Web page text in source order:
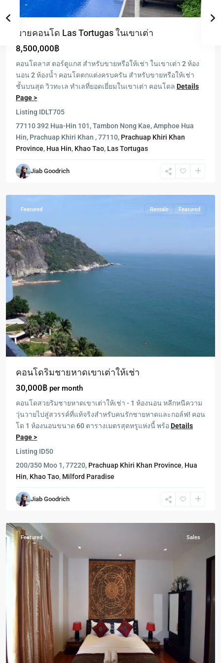
ขายคอนโด Las Tortugas ในเขาเต่า
8,500,000฿
คอนโดลาส ตอร์ตูแกส สำหรับขายหรือให้เช่า ในเขาเต่า 2 ห้อง
นอน 2 ห้องน้ำ คอนโดตกแต่งครบครัน สำหรับขายหรือให้เช่า
ชั้นบนสุด วิวทะเล ทำเลที่ยอดเยี่ยมในเขาเต่า คอนโดล Details
Page >
Listing IDLT705
77110 392 Hua-Hin 101, Tambon Nong Kae, Amphoe Hua
Hin, Prachuap Khiri Khan , 77110, Prachuap Khiri Khan
Province, Hua Hin, Khao Tao, Las Tortugas
Jiab Goodrich
Milford
Paradise,
Hua
Hin
Khao
Featured Rentals Featured
คอนโดริมชายหาดเขาเต่าให้เช่า
30,000฿ per month
คอนโดสวยริมชายหาดเขาเต่าให้เช่า - 1 ห้องนอน หลีกหนีความ
วุ่นวายไปสู่สวรรค์ที่แท้จริงสำหรับคนรักชายหาดและกอล์ฟ! คอน
โด 1 ห้องนอนขนาด 60 ตารางเมตรสุดหรูแห่งนี้ พร้อDetails
Page >
Listing ID50
200/350 Moo 1, 77220, Prachuap Khiri Khan Province, Hua
Hin, Khao Tao, Milford Paradise
Jiab Goodrich
Blue
Lagoon
Am
-
ชา
อัม,
Hua
Featured Sales